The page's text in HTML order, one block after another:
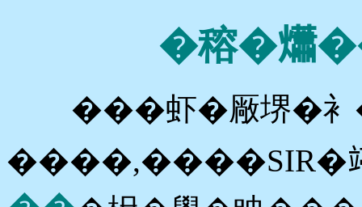
�穃
���虾�厰堺�衤